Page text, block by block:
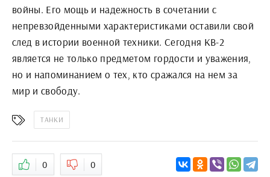
войны. Его мощь и надежность в сочетании с
непревзойденными характеристиками оставили свой
след в истории военной техники. Сегодня КВ-2
является не только предметом гордости и уважения,
но и напоминанием о тех, кто сражался на нем за
мир и свободу.
ТАНКИ
0 0